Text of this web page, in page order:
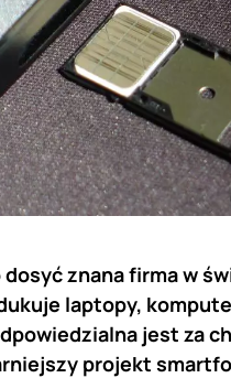
znana firma w
laptopy,
jest za
projekt